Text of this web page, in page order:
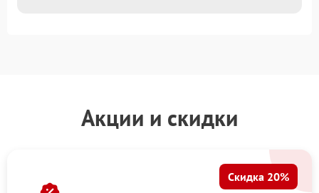
Акции и скидки
Скидка 20%